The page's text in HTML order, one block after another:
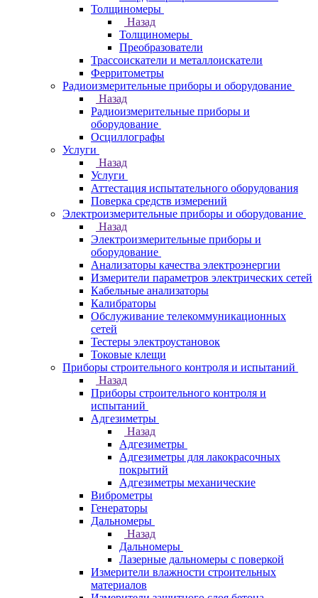
Толщиномеры
Назад
Толщиномеры
Преобразователи
Трассоискатели и металлоискатели
Ферритометры
Радиоизмерительные приборы и оборудование
Назад
Радиоизмерительные приборы и
оборудование
Осциллографы
Услуги
Назад
Услуги
Аттестация испытательного оборудования
Поверка средств измерений
Электроизмерительные приборы и оборудование
Назад
Электроизмерительные приборы и
оборудование
Анализаторы качества электроэнергии
Измерители параметров электрических сетей
Кабельные анализаторы
Калибраторы
Обслуживание телекоммуникационных
сетей
Тестеры электроустановок
Токовые клещи
Приборы строительного контроля и испытаний
Назад
Приборы строительного контроля и
испытаний
Адгезиметры
Назад
Адгезиметры
Адгезиметры для лакокрасочных
покрытий
Адгезиметры механические
Виброметры
Генераторы
Дальномеры
Назад
Дальномеры
Лазерные дальномеры с поверкой
Измерители влажности строительных
материалов